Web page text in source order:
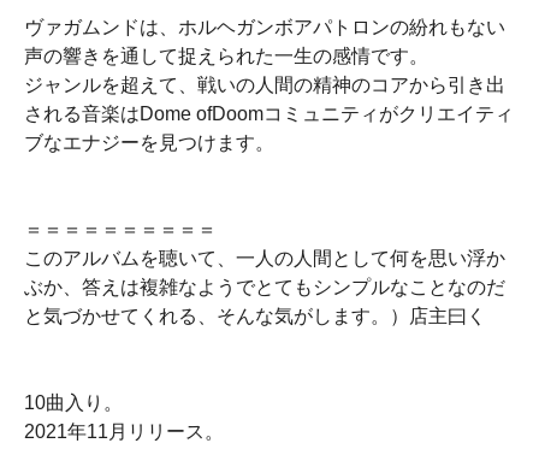
ヴァガムンドは、ホルヘガンボアパトロンの紛れもない
声の響きを通して捉えられた一生の感情です。
ジャンルを超えて、戦いの人間の精神のコアから引き出
される音楽はDome ofDoomコミュニティがクリエイティ
ブなエナジーを見つけます。
＝＝＝＝＝＝＝＝＝＝
このアルバムを聴いて、一人の人間として何を思い浮か
ぶか、答えは複雑なようでとてもシンプルなことなのだ
と気づかせてくれる、そんな気がします。）店主曰く
10曲入り。
2021年11月リリース。